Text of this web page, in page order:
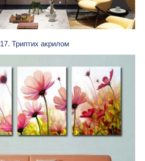
17. Триптих акрилом